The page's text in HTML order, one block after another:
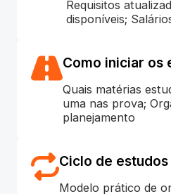
Requisitos
disponíveis;
Como iniciar os
Quais matérias
uma nas prova;
planejamento
Ciclo de estudos
Modelo prático de